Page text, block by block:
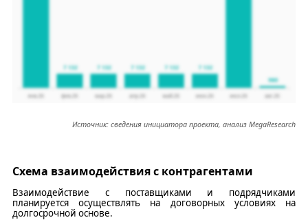
Источник: сведения инициатора проекта, анализ MegaResearch
Схема взаимодействия с контрагентами
Взаимодействие с поставщиками и подрядчиками
планируется осуществлять на договорных условиях на
долгосрочной основе.